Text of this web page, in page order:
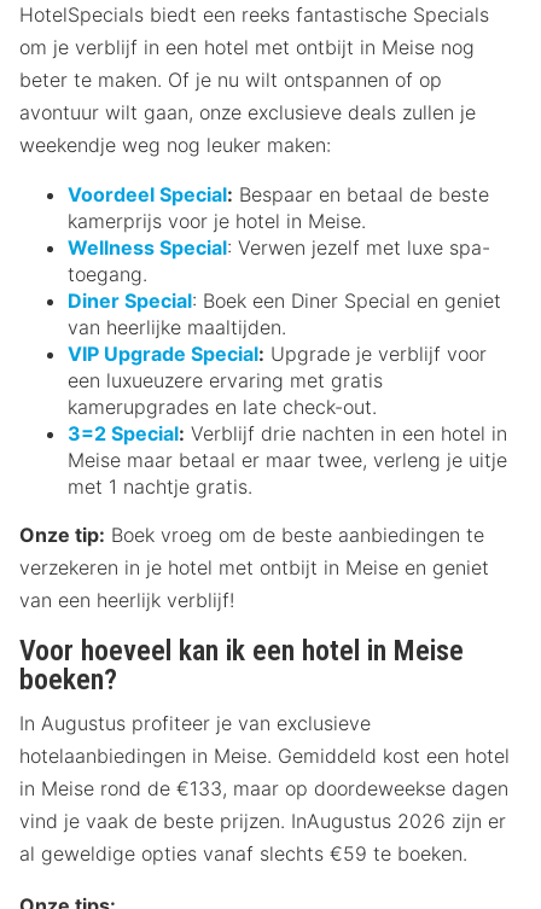
HotelSpecials biedt een reeks fantastische Specials
om je verblijf in een hotel met ontbijt in Meise nog
beter te maken. Of je nu wilt ontspannen of op
avontuur wilt gaan, onze exclusieve deals zullen je
weekendje weg nog leuker maken:
Voordeel Special: Bespaar en betaal de beste
kamerprijs voor je hotel in Meise.
Wellness Special: Verwen jezelf met luxe spa-
toegang.
Diner Special: Boek een Diner Special en geniet
van heerlijke maaltijden.
VIP Upgrade Special: Upgrade je verblijf voor
een luxueuzere ervaring met gratis
kamerupgrades en late check-out.
3=2 Special: Verblijf drie nachten in een hotel in
Meise maar betaal er maar twee, verleng je uitje
met 1 nachtje gratis.
Onze tip: Boek vroeg om de beste aanbiedingen te
verzekeren in je hotel met ontbijt in Meise en geniet
van een heerlijk verblijf!
Voor hoeveel kan ik een hotel in Meise
boeken?
In Augustus profiteer je van exclusieve
hotelaanbiedingen in Meise. Gemiddeld kost een hotel
in Meise rond de €133, maar op doordeweekse dagen
vind je vaak de beste prijzen. InAugustus 2026 zijn er
al geweldige opties vanaf slechts €59 te boeken.